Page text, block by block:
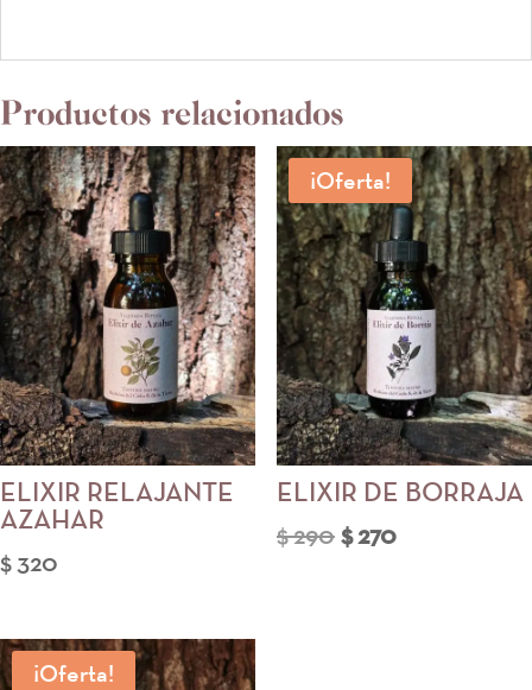
Productos relacionados
ELIXIR RELAJANTE
AZAHAR
$320
¡Oferta!
ELIXIR DE BORRAJA
$290El
$270El
¡Oferta!